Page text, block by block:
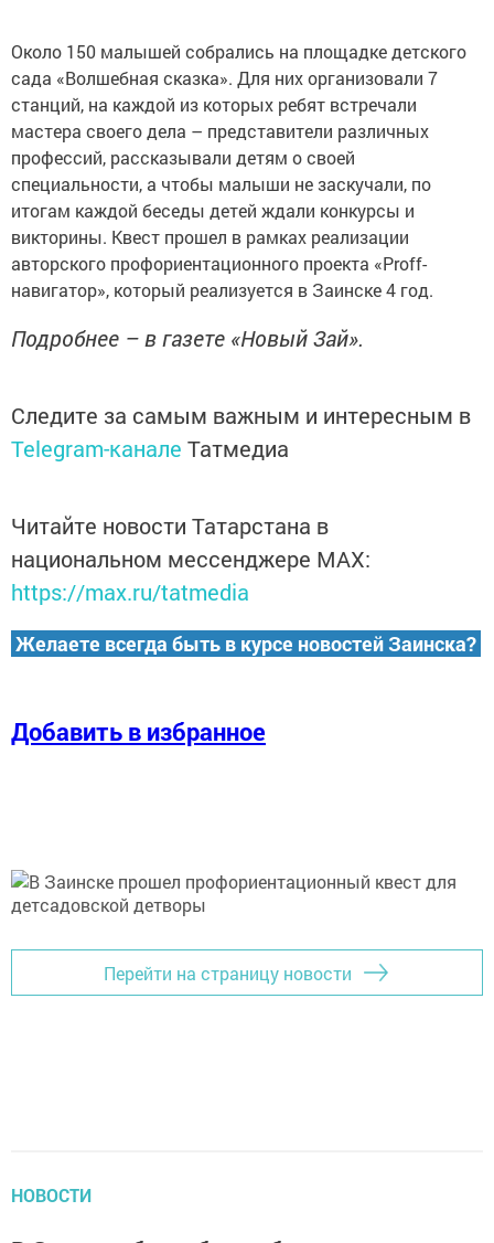
Около 150 малышей собрались на площадке детского
сада «Волшебная сказка». Для них организовали 7
станций, на каждой из которых ребят встречали
мастера своего дела – представители различных
профессий, рассказывали детям о своей
специальности, а чтобы малыши не заскучали, по
итогам каждой беседы детей ждали конкурсы и
викторины. Квест прошел в рамках реализации
авторского профориентационного проекта «Proff-
навигатор», который реализуется в Заинске 4 год.
Подробнее – в газете «Новый Зай».
Следите за самым важным и интересным в
Telegram-канале Татмедиа
Читайте новости Татарстана в
национальном мессенджере MАХ:
https://max.ru/tatmedia
Желаете всегда быть в курсе новостей Заинска?
Добавить в избранное
Перейти на страницу новости
НОВОСТИ